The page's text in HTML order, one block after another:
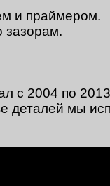
и праймером.
зазорам.
с 2004 по
деталей мы